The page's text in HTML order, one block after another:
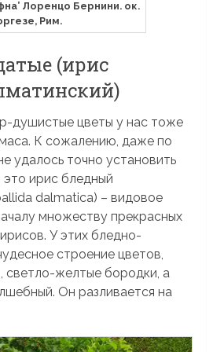
Лоренцо Бернини. ок.
Рим.
(ирис
душистые цветы у нас тоже
К сожалению, даже по
удалось точно установить
это ирис бледный
dalmatica) – видовое
множеству прекрасных
У этих бледно-
строение цветов,
светло-желтые бородки, а
Он разливается на